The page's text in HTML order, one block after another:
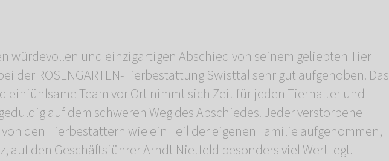
würdevollen und einzigartigen Abschied von seinem geliebten Tier
der ROSENGARTEN-Tierbestattung Swisttal sehr gut aufgehoben. Das
einfühlsame Team vor Ort nimmt sich Zeit für jeden Tierhalter und
auf dem schweren Weg des Abschiedes. Jeder verstorbene
den Tierbestattern wie ein Teil der eigenen Familie aufgenommen,
auf den Geschäftsführer Arndt Nietfeld besonders viel Wert legt.